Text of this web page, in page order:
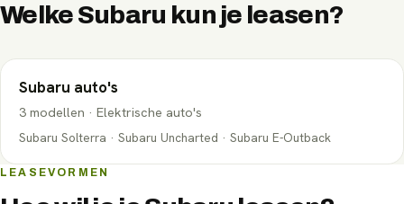
WelkeSubaru kun je leasen?
Subaru auto's
3 modellen · Elektrische auto's
Subaru Solterra · Subaru Uncharted · Subaru E-Outback
LEASEVORMEN